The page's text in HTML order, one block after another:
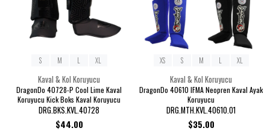
Kaval & Kol Koruyucu
DragonDo 40728-P Cool Lime Kaval
Koruyucu Kick Boks Kaval Koruyucu
DRG.BKS.KVL.40728
$44.00
S M L XL
Kaval & Kol Koruyucu
DragonDo 40610 IFMA Neopren Kaval Ayak
Koruyucu
DRG.MTH.KVL.40610.01
$35.00
XS S M L XL